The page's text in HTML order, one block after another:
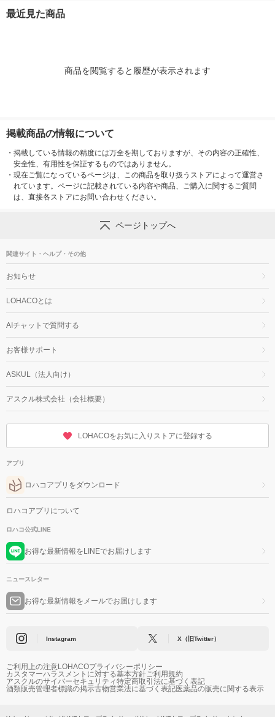
セット（9食）
最近見た商品
商品を閲覧すると履歴が表示されます
掲載商品の情報について
・ 掲載している情報の精度には万全を期しておりますが、その内容の正確性、
安全性、有用性を保証するものではありません。
・ 現在ご覧になっているページは、この商品を取り扱うストアによって運営さ
れています。ページに記載されている内容や商品、ご購入に関するご質問
は、直接各ストアにお問い合わせください。
ページトップへ
関連サイト・ヘルプ・その他
お知らせ
LOHACOとは
AIチャットで質問する
お客様サポート
ASKUL（法人向け）
アスクル株式会社（会社概要）
LOHACOをお気に入りストアに登録する
アプリ
ロハコアプリをダウンロード
ロハコアプリについて
ロハコ公式LINE
お得な最新情報をLINEでお届けします
ニュースレター
お得な最新情報をメールでお届けします
Instagram X（旧Twitter）
ご利用上の注意LOHACOプライバシーポリシー
カスタマーハラスメントに対する基本方針ご利用規約
アスクルのサイバーセキュリティ特定商取引法に基づく表記
酒類販売管理者標識の掲示古物営業法に基づく表記医薬品の販売に関する表示